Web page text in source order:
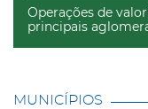
Operações de
principais
MUNICÍPIOS